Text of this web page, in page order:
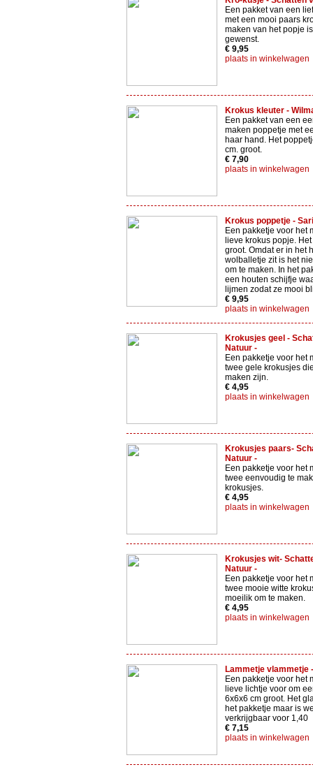
Een pakket van een
met een mooi paars
maken van het popje
gewenst.
€ 9,95
plaats in winkelwagen
Krokus kleuter -
Een pakket van een
maken poppetje met
haar hand. Het
cm. groot.
€ 7,90
plaats in winkelwagen
Krokus poppetje -
Een pakketje voor het
lieve krokus popje.
groot. Omdat er in het
wolballetje zit is het
om te maken. In het
een houten schijfje
lijmen zodat ze mooi
€ 9,95
plaats in winkelwagen
Krokusjes geel -
Natuur -
Een pakketje voor het
twee gele krokusjes
maken zijn.
€ 4,95
plaats in winkelwagen
Krokusjes paars-
Natuur -
Een pakketje voor het
twee eenvoudig te
krokusjes.
€ 4,95
plaats in winkelwagen
Krokusjes wit-
Natuur -
Een pakketje voor het
twee mooie witte
moeilik om te maken.
€ 4,95
plaats in winkelwagen
Lammetje vlammetje
Een pakketje voor het
lieve lichtje voor om
6x6x6 cm groot. Het
het pakketje maar is
verkrijgbaar voor 1,40
€ 7,15
plaats in winkelwagen